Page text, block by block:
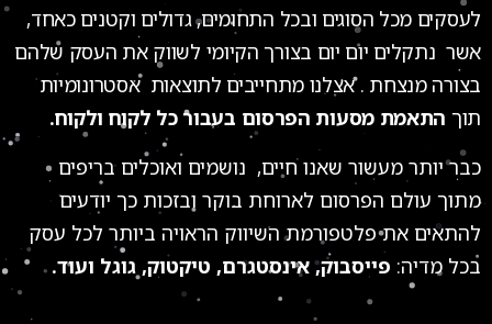
לעסקים מכל הסוגים ובכל התחומים, גדולים וקטנים כאחד,
אשר נתקלים יום יום בצורך הקיומי לשווק את העסק שלהם
בצורה מנצחת . אצלנו מתחייבים לתוצאות אסטרונומיות
תוך התאמת מסעות הפרסום בעבור כל לקוח ולקוח.
כבר יותר מעשור שאנו חיים, נושמים ואוכלים בריפים
מתוך עולם הפרסום לארוחת בוקר ובזכות כך יודעים
להתאים את פלטפורמת השיווק הראויה ביותר לכל עסק
בכל מדיה: פייסבוק, אינסטגרם, טיקטוק, גוגל ועוד.